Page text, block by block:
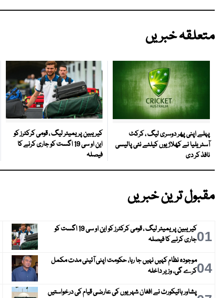
متعلقہ خبریں
پہلے اپنی پھر دوسری لیگ ، کرکٹ
آسٹریلیا نے کھلاڑیوں کیلئے نئی پالیسی
نافذ کر دی
کیریبین پریمیئر لیگ ، قومی کرکٹرز کو
این او سی 19 اگست کو جاری کرنے کا
فیصلہ
مقبول ترین خبریں
01
کیریبین پریمیئر لیگ ، قومی کرکٹرز کو این او سی 19 اگست کو
جاری کرنے کا فیصلہ
04موجودہ نظام کہیں نہیں جا رہا، حکومت اپنی آئینی مدت مکمل
کرے گی، وزیر داخلہ
پشاور ہائیکورٹ نے افغان شہریوں کی عارضی قیام کی درخواستیں